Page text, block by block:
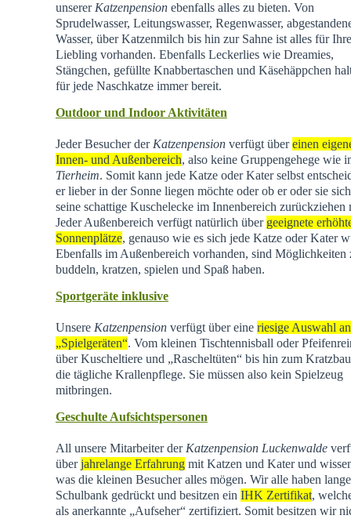
unserer Katzenpensionebenfalls alles zu bieten. Von
Sprudelwasser, Leitungswasser, Regenwasser,
Wasser, über Katzenmilch bis hin zur Sahne ist alles für
Liebling vorhanden. Ebenfalls Leckerlies wie Dreamies,
Stängchen, gefüllte Knabbertaschen und Käsehäppchen
für jede Naschkatze immer bereit.
Outdoor und Indoor Aktivitäten
Jeder Besucher der Katzenpensionverfügt übereinen
Innen- und Außenbereich, also keine Gruppengehege wie
Tierheim. Somit kann jede Katze oder Kater selbst
er lieber in der Sonne liegen möchte oder ob er oder sie
seine schattige Kuschelecke im Innenbereich zurückziehen
Jeder Außenbereich verfügt natürlich über geeignete
Sonnenplätze, genauso wie es sich jede Katze oder Kater
Ebenfalls im Außenbereich vorhanden, sind Möglichkeiten
buddeln, kratzen, spielen und Spaß haben.
Sportgeräte inklusive
Unsere Katzenpensionverfügt über eine riesige Auswahl an
„Spielgeräten“. Vom kleinen Tischtennisball oder
über Kuscheltiere und „Rascheltüten“ bis hin zum
die tägliche Krallenpflege. Sie müssen also kein Spielzeug
mitbringen.
Geschulte Aufsichtspersonen
All unsere Mitarbeiter der Katzenpension Luckenwalde
überjahrelange Erfahrungmit Katzen und Kater und
was die kleinen Besucher alles mögen. Wir alle haben
Schulbank gedrückt und besitzen ein IHK Zertifikat,
als anerkannte „Aufseher“ zertifiziert. Somit besitzen wir